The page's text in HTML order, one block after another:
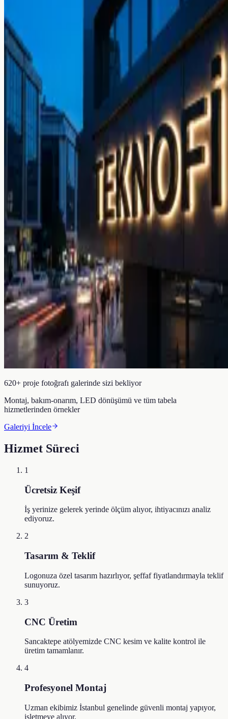
620+ proje fotoğrafı galerinde sizi bekliyor
Montaj, bakım-onarım, LED dönüşümü ve tüm tabela
hizmetlerinden örnekler
Galeriyi İncele
Hizmet Süreci
1
Ücretsiz Keşif
İş yerinize gelerek yerinde ölçüm alıyor, ihtiyacınızı analiz
ediyoruz.
2
Tasarım & Teklif
Logonuza özel tasarım hazırlıyor, şeffaf fiyatlandırmayla teklif
sunuyoruz.
3
CNC Üretim
Sancaktepe atölyemizde CNC kesim ve kalite kontrol ile
üretim tamamlanır.
4
Profesyonel Montaj
Uzman ekibimiz İstanbul genelinde güvenli montaj yapıyor,
işletmeye alıyor.